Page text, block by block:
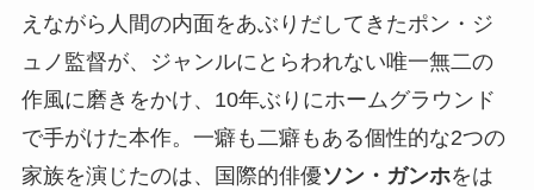
えながら人間の内面をあぶりだしてきたポン・ジ
ュノ監督が、ジャンルにとらわれない唯一無二の
作風に磨きをかけ、10年ぶりにホームグラウンド
で手がけた本作。一癖も二癖もある個性的な2つの
家族を演じたのは、国際的俳優ソン・ガンホをは